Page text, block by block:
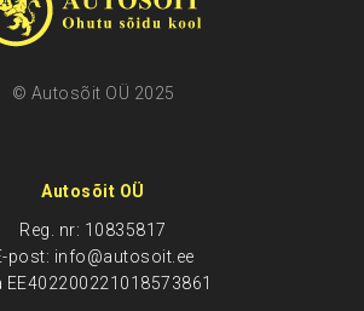
© Autosõit OÜ 2025
Autosõit OÜ
Reg. nr: 10835817
post: info@autosoit.ee
EE402200221018573861